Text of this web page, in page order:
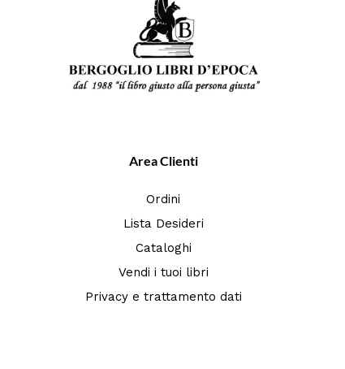
Area Clienti
Ordini
Lista Desideri
Cataloghi
Vendi i tuoi libri
Privacy e trattamento dati